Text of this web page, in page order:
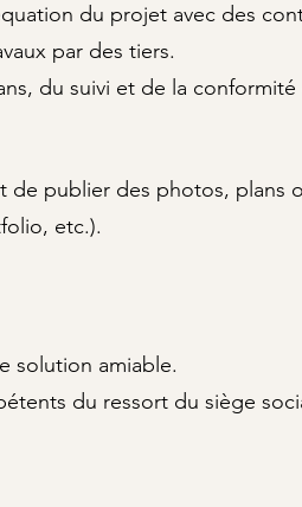
du projet avec des
par des tiers.
du suivi et de la conformité
de publier des photos, plans
etc.).
solution amiable.
du ressort du siège